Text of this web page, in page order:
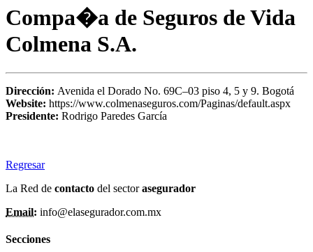
Compa�a de Seguros de Vida
Colmena S.A.
Dirección: Avenida el Dorado No. 69C–03 piso 4, 5 y 9. Bogotá
Website: https://www.colmenaseguros.com/Paginas/default.aspx
Presidente: Rodrigo Paredes García
Regresar
La Red de contacto del sectorasegurador
Email: info@elasegurador.com.mx
Secciones